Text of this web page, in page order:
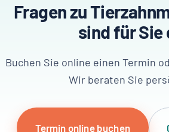
Fragen zu
sind für Sie
Buchen Sie online einen Termin
Wir beraten Sie
Termin online buchen